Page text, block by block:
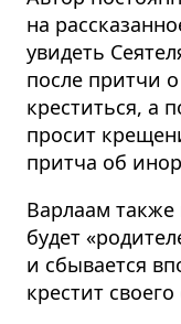
на
увидеть
после притчи
креститься, а
просит
притча об
Варлаам
будет
и сбывается
крестит своего